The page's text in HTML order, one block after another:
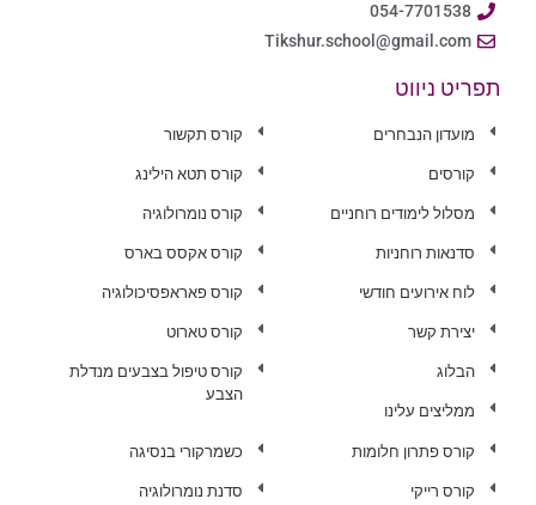
054-7701538
Tikshur.school@gmail.com
תפריט ניווט
מועדון הנבחרים
קורסים
מסלול לימודים רוחניים
סדנאות רוחניות
לוח אירועים חודשי
יצירת קשר
הבלוג
ממליצים עלינו
קורס תקשור
קורס תטא הילינג
קורס נומרולוגיה
קורס אקסס בארס
קורס פאראפסיכולוגיה
קורס טארוט
קורס טיפול בצבעים מנדלת
הצבע
קורס פתרון חלומות
קורס רייקי
כשמרקורי בנסיגה
סדנת נומרולוגיה